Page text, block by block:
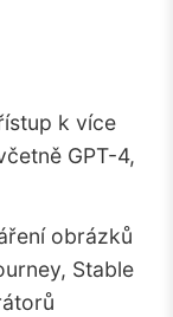
k více
GPT-4,
obrázků
Stable